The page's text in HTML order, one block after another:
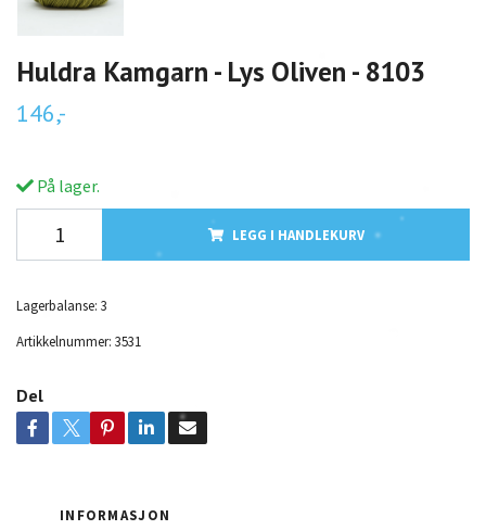
Huldra Kamgarn - Lys Oliven - 8103
146,-
På lager.
LEGG I HANDLEKURV
Lagerbalanse: 3
Artikkelnummer: 3531
Del
INFORMASJON